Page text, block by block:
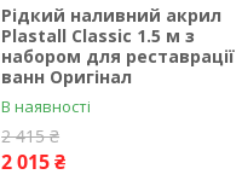
Рідкий наливний акрил
Plastall Classic 1.5 м з
набором для реставрації
ванн Оригінал
В наявності
2 415 ₴
2 015 ₴